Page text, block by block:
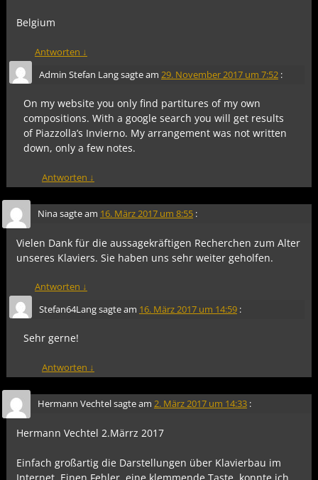
Belgium
Antworten ↓
Admin Stefan Langsagte am 29. November 2017 um 7:52 :
On my website you only find partitures of my own
compositions. With a google search you will get results
of Piazzolla’s Invierno. My arrangement was not written
down, only a few notes.
Antworten ↓
Ninasagte am 16. März 2017 um 8:55 :
Vielen Dank für die aussagekräftigen Recherchen zum Alter
unseres Klaviers. Sie haben uns sehr weiter geholfen.
Antworten ↓
Stefan64Langsagte am 16. März 2017 um 14:59 :
Sehr gerne!
Antworten ↓
Hermann Vechtelsagte am 2. März 2017 um 14:33 :
Hermann Vechtel 2.Märrz 2017
Einfach großartig die Darstellungen über Klavierbau im